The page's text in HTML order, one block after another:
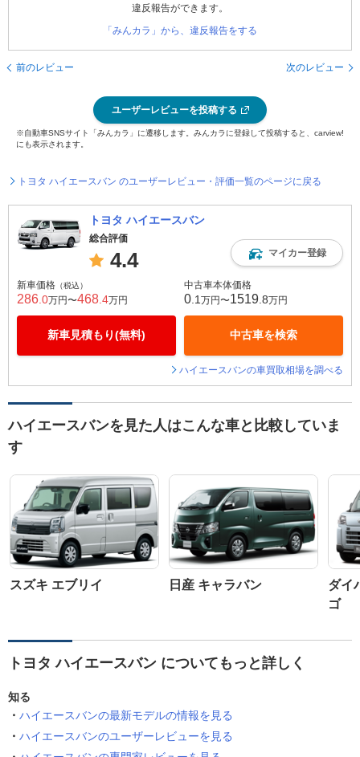
違反報告ができます。
「みんカラ」から、違反報告をする
前のレビュー 次のレビュー
ユーザーレビューを投稿する
※自動車SNSサイト「みんカラ」に遷移します。みんカラに登録して投稿すると、carview!
にも表示されます。
トヨタ ハイエースバン のユーザーレビュー・評価一覧のページに戻る
トヨタ ハイエースバン
総合評価
4.4 マイカー登録
新車価格 （税込）
286 .0万円〜468 .4万円
新車見積もり(無料)
中古車本体価格
0 .1 万円〜1519 .8万円
中古車を検索
ハイエースバンの車買取相場を調べる
ハイエースバンを見た人はこんな車と比較していま
す
スズキ エブリイ 日産 キャラバン
ダイ
ゴ
トヨタ ハイエースバン についてもっと詳しく
知る
ハイエースバンの最新モデルの情報を見る
ハイエースバンのユーザーレビューを見る